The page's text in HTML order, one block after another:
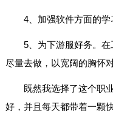
4、加强软件方面的学
5、为下游服好务。
尽量去做，以宽阔的胸怀
既然我选择了这个职
好，并且每天都带着一颗